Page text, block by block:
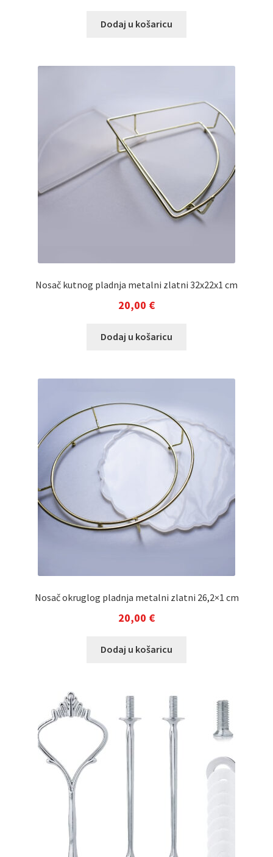
Dodaj u košaricu
Nosač kutnog pladnja metalni zlatni 32x22x1 cm
20,00 €
Dodaj u košaricu
Nosač okruglog pladnja metalni zlatni 26,2×1 cm
20,00 €
Dodaj u košaricu